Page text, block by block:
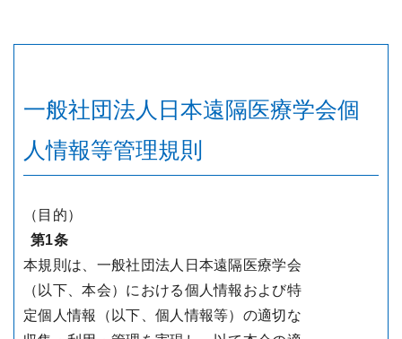
一般社団法人日本遠隔医療学会個
人情報等管理規則
（目的）
第1条
本規則は、一般社団法人日本遠隔医療学会
（以下、本会）における個人情報および特
定個人情報（以下、個人情報等）の適切な